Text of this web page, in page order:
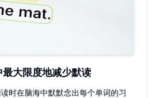
大限度地减少默读
时在脑海中默默念出每个单词的习